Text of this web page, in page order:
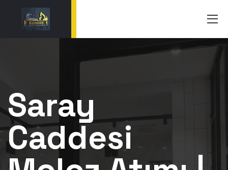
Saray
Caddesi